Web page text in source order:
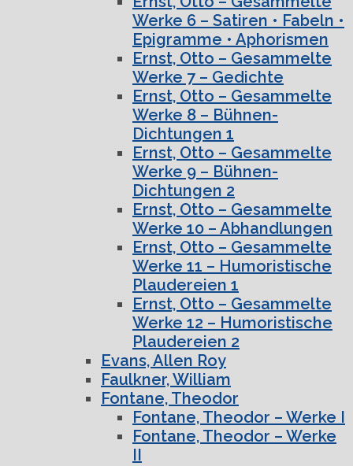
Werke 6 – Satiren • Fabeln •
Epigramme • Aphorismen
Ernst, Otto – Gesammelte
Werke 7 – Gedichte
Ernst, Otto – Gesammelte
Werke 8 – Bühnen-
Dichtungen 1
Ernst, Otto – Gesammelte
Werke 9 – Bühnen-
Dichtungen 2
Ernst, Otto – Gesammelte
Werke 10 – Abhandlungen
Ernst, Otto – Gesammelte
Werke 11 – Humoristische
Plaudereien 1
Ernst, Otto – Gesammelte
Werke 12 – Humoristische
Plaudereien 2
Evans, Allen Roy
Faulkner, William
Fontane, Theodor
Fontane, Theodor – Werke I
Fontane, Theodor – Werke
II